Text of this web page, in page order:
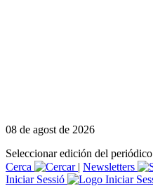
08 de agost de 2026
Seleccionar edición del periódico
Cerca
| Newsletters
Iniciar Sessió